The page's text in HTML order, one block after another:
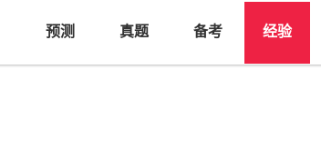
预测 真题 备考 经验